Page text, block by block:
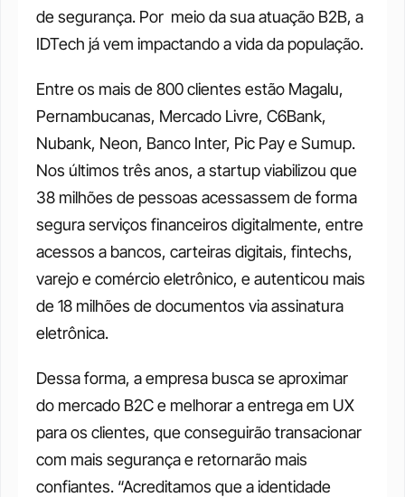
de segurança. Por  meio da sua atuação B2B, a
IDTech já vem impactando a vida da população.
Entre os mais de 800 clientes estão Magalu,
Pernambucanas, Mercado Livre, C6Bank,
Nubank, Neon, Banco Inter, Pic Pay e Sumup.
Nos últimos três anos, a startup viabilizou que
38 milhões de pessoas acessassem de forma
segura serviços financeiros digitalmente, entre
acessos a bancos, carteiras digitais, fintechs,
varejo e comércio eletrônico, e autenticou mais
de 18 milhões de documentos via assinatura
eletrônica.
Dessa forma, a empresa busca se aproximar
do mercado B2C e melhorar a entrega em UX
para os clientes, que conseguirão transacionar
com mais segurança e retornarão mais
confiantes. “Acreditamos que a identidade